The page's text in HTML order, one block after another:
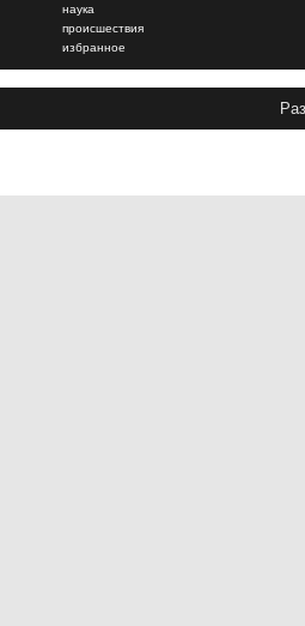
наука
происшествия
избранное